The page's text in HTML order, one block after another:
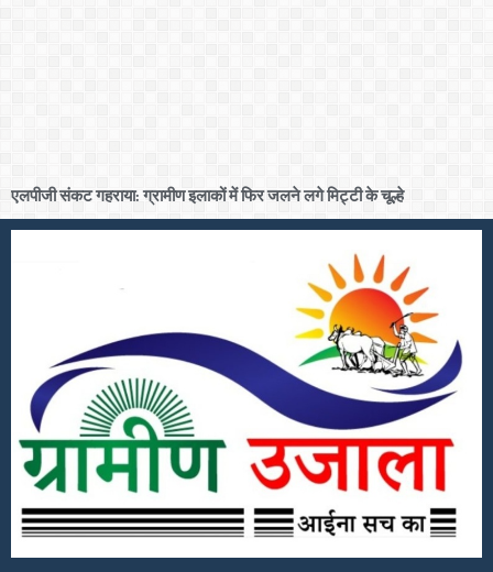
एलपीजी संकट गहराया: ग्रामीण इलाकों में फिर जलने लगे मिट्टी के चूल्हे